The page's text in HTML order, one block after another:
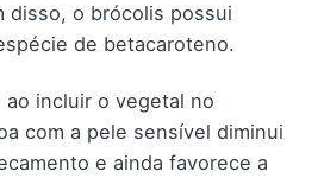
disso, o brócolis possui
de betacaroteno.
incluir o vegetal no
com a pele sensível diminui
e ainda favorece a